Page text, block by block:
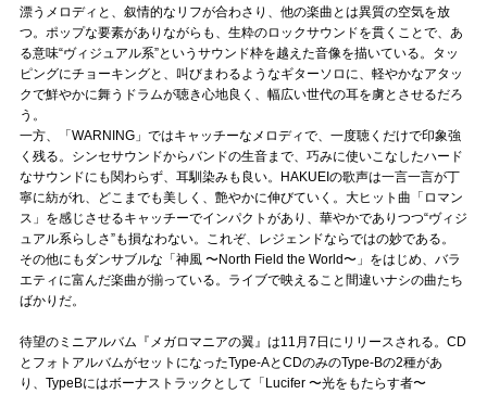
漂うメロディと、叙情的なリフが合わさり、他の楽曲とは異質の空気を放
つ。ポップな要素がありながらも、生粋のロックサウンドを貫くことで、あ
る意味“ヴィジュアル系”というサウンド枠を越えた音像を描いている。タッ
ピングにチョーキングと、叫びまわるようなギターソロに、軽やかなアタッ
クで鮮やかに舞うドラムが聴き心地良く、幅広い世代の耳を虜とさせるだろ
う。
一方、「WARNING」ではキャッチーなメロディで、一度聴くだけで印象強
く残る。シンセサウンドからバンドの生音まで、巧みに使いこなしたハード
なサウンドにも関わらず、耳馴染みも良い。HAKUEIの歌声は一言一言が丁
寧に紡がれ、どこまでも美しく、艶やかに伸びていく。大ヒット曲「ロマン
ス」を感じさせるキャッチーでインパクトがあり、華やかでありつつ“ヴィジ
ュアル系らしさ”も損なわない。これぞ、レジェンドならではの妙である。
その他にもダンサブルな「神風 〜North Field the World〜」をはじめ、バラ
エティに富んだ楽曲が揃っている。ライブで映えること間違いナシの曲たち
ばかりだ。
待望のミニアルバム『メガロマニアの翼』は11月7日にリリースされる。CD
とフォトアルバムがセットになったType-AとCDのみのType-Bの2種があ
り、TypeBにはボーナストラックとして「Lucifer 〜光をもたらす者〜